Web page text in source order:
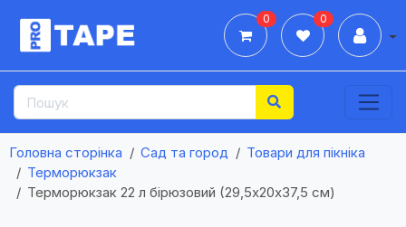
0 0
Головна сторінка Сад та город
Товари для пікніка
Терморюкзак
Терморюкзак 22 л бірюзовий (29,5х20х37,5 см)